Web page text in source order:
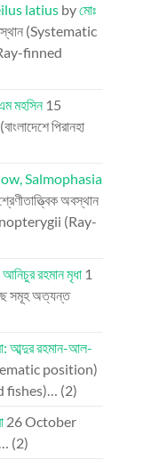
latius byমোঃ
(Systematic
finned
মহসিন 15
পিরানহা
Salmophasia
অবস্থান
(Ray-
রহমান মৃধা 1
সমূহ অত্যন্ত
আব্দুর রহমান-আল-
position)
fishes)… (2)
26 October
(2)